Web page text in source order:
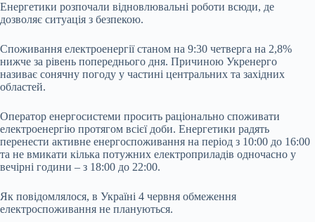
Енергетики розпочали відновлювальні роботи всюди, де
дозволяє ситуація з безпекою.
Споживання електроенергії станом на 9:30 четверга на 2,8%
нижче за рівень попереднього дня. Причиною Укренерго
називає сонячну погоду у частині центральних та західних
областей.
Оператор енергосистеми просить раціонально споживати
електроенергію протягом всієї доби. Енергетики радять
перенести активне енергоспоживання на період з 10:00 до 16:00
та не вмикати кілька потужних електроприладів одночасно у
вечірні години – з 18:00 до 22:00.
Як повідомлялося, в Україні 4 червня обмеження
електроспоживання не плануються.